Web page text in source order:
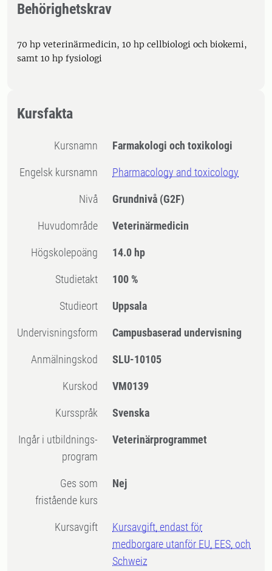
Behörighetskrav
70 hp veterinärmedicin, 10 hp cellbiologi och biokemi,
samt 10 hp fysiologi
Kursfakta
Kursnamn Farmakologi och toxikologi
Engelsk kursnamn Pharmacology and toxicology
Nivå Grundnivå (G2F)
Huvudområde Veterinärmedicin
högskolepoäng 14.0 hp
Studietakt 100 %
Studieort Uppsala
Undervisningsform Campusbaserad undervisning
Anmälningskod SLU-10105
Kurskod VM0139
Kursspråk Svenska
Ingår i utbildnings-
program
Veterinärprogrammet
Ges som
fristående kurs
Nej
Kursavgift
Kursavgift, endast för
medborgare utanför EU, EES, och
Schweiz